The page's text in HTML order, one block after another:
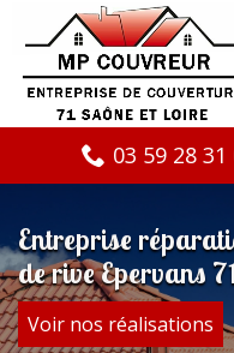
03 59 28 31
Entreprise
de rive Epervans
Voir nos réalisations